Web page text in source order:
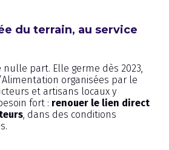
du terrain, au service
nulle part. Elle germe dès 2023,
organisées par le
et artisans locaux y
fort : renouer le lien direct
, dans des conditions